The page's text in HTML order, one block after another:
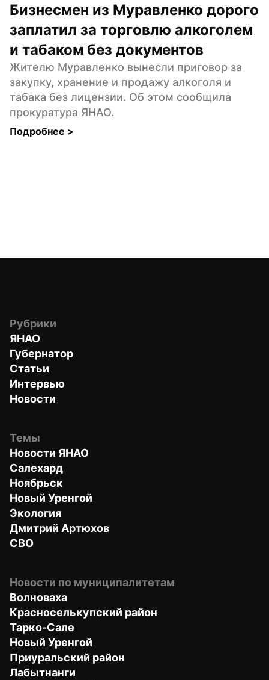
Бизнесмен из Муравленко дорого
заплатил за торговлю алкоголем
и табаком без документов
Жителю Муравленко вынесли приговор за
закупку, хранение и продажу алкоголя и
табака без лицензии. Об этом сообщила
прокуратура ЯНАО.
Подробнее >
Рубрики
ЯНАО
Губернатор
Статьи
Интервью
Новости
Темы
Новости ЯНАО
Салехард
Ноябрьск
Новый Уренгой
Экология
Дмитрий Артюхов
СВО
Новости по муниципалитетам
Волноваха
Красноселькупский район
Тарко-Сале
Новый Уренгой
Приуральский район
Лабытнанги